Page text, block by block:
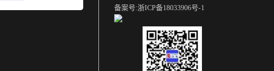
备案号:浙ICP备18033906号-1